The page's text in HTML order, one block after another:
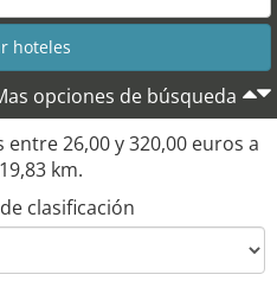
opciones de búsqueda
26,00 y 320,00 euros a
km.
clasificación